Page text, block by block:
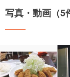
写真・動画（5